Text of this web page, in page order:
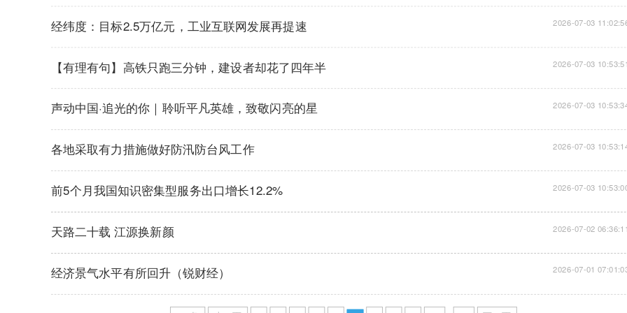
经纬度：目标2.5万亿元，工业互联网发展再提速 2026-07-03
【有理有句】高铁只跑三分钟，建设者却花了四年半 2026-07-03 10:53:51
声动中国·追光的你｜聆听平凡英雄，致敬闪亮的星 2026-07-03
各地采取有力措施做好防汛防台风工作 2026-07-03
前5个月我国知识密集型服务出口增长12.2% 2026-07-03
天路二十载 江源换新颜 2026-07-02 06:36:11
经济景气水平有所回升（锐财经） 2026-07-01